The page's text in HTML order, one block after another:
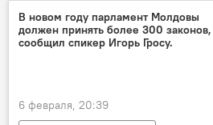
В новом году парламент Молдовы
должен принять более 300 законов,
сообщил спикер Игорь Гросу.
6 февраля, 20:39